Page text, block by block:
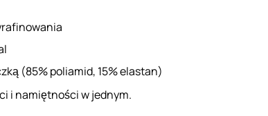
(85% poliamid, 15% elastan)
i namiętności w jednym.